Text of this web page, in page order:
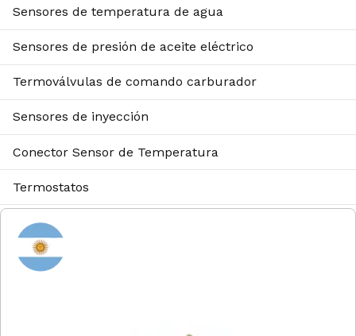
Sensores de temperatura de agua
Sensores de presión de aceite eléctrico
Termoválvulas de comando carburador
Sensores de inyección
Conector Sensor de Temperatura
Termostatos